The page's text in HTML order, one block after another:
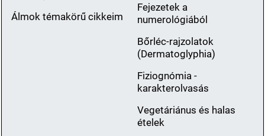
Álmok témakörű cikkeim
Fejezetek a
numerológiából
Bőrléc-rajzolatok
(Dermatoglyphia)
Fiziognómia -
karakterolvasás
Vegetáriánus és halas
ételek